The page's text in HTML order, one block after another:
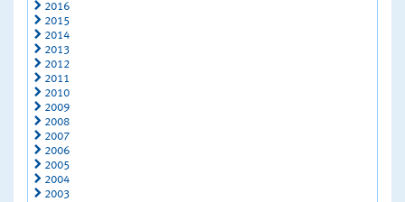
2016
2015
2014
2013
2012
2011
2010
2009
2008
2007
2006
2005
2004
2003